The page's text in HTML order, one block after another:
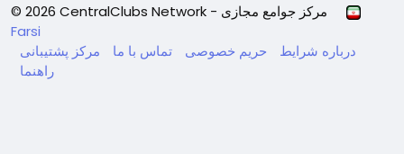
© 2026 CentralClubs Network - مرکز جوامع مجازی
Farsi
درباره شرایط حریم خصوصی تماس با ما
مرکز پشتیبانی
راهنما